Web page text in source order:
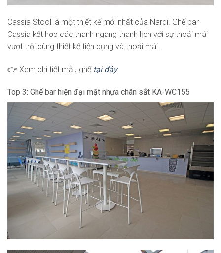
Cassia Stool là một thiết kế mới nhất của Nardi. Ghế bar
Cassia kết hợp các thanh ngang thanh lịch với sự thoải mái
vượt trội cùng thiết kế tiện dụng và thoải mái.
👉 Xem chi tiết mẫu ghế tại đây
Top 3: Ghế bar hiện đại mặt nhựa chân sắt KA-WC155